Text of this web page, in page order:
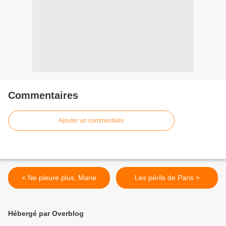
Commentaires
Ajouter un commentaire
< Ne pleure plus, Marie Les périls de Paris >
Hébergé par Overblog